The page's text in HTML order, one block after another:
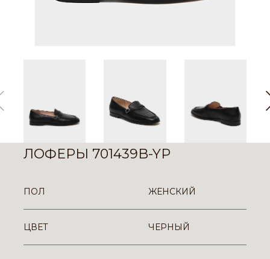
ЛОФЕРЫ 701439B-YP
ПОЛ ЖЕНСКИЙ
ЦВЕТ ЧЕРНЫЙ